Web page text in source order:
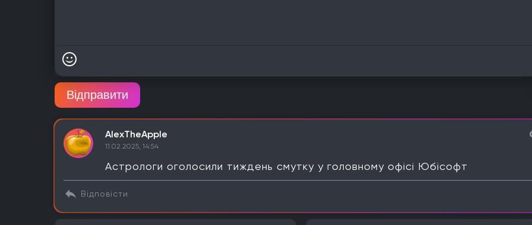
Відправити
AlexTheApple
11.02.2025, 14:54
Астрологи оголосили тиждень смутку у головному офісі Юбісофт
Відповісти